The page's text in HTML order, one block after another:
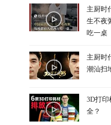
主厨时
生不夜
吃一桌
主厨时
潮汕扫
3D打印
全？